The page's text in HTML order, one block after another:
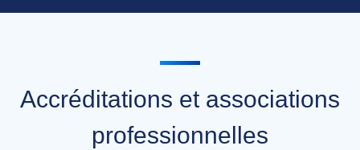
Accréditations et associations
professionnelles